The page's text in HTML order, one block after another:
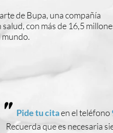
de Bupa, una compañía
con más de 16,5
mundo.
" Pide tu citaen el teléfono
Recuerda que es necesaria